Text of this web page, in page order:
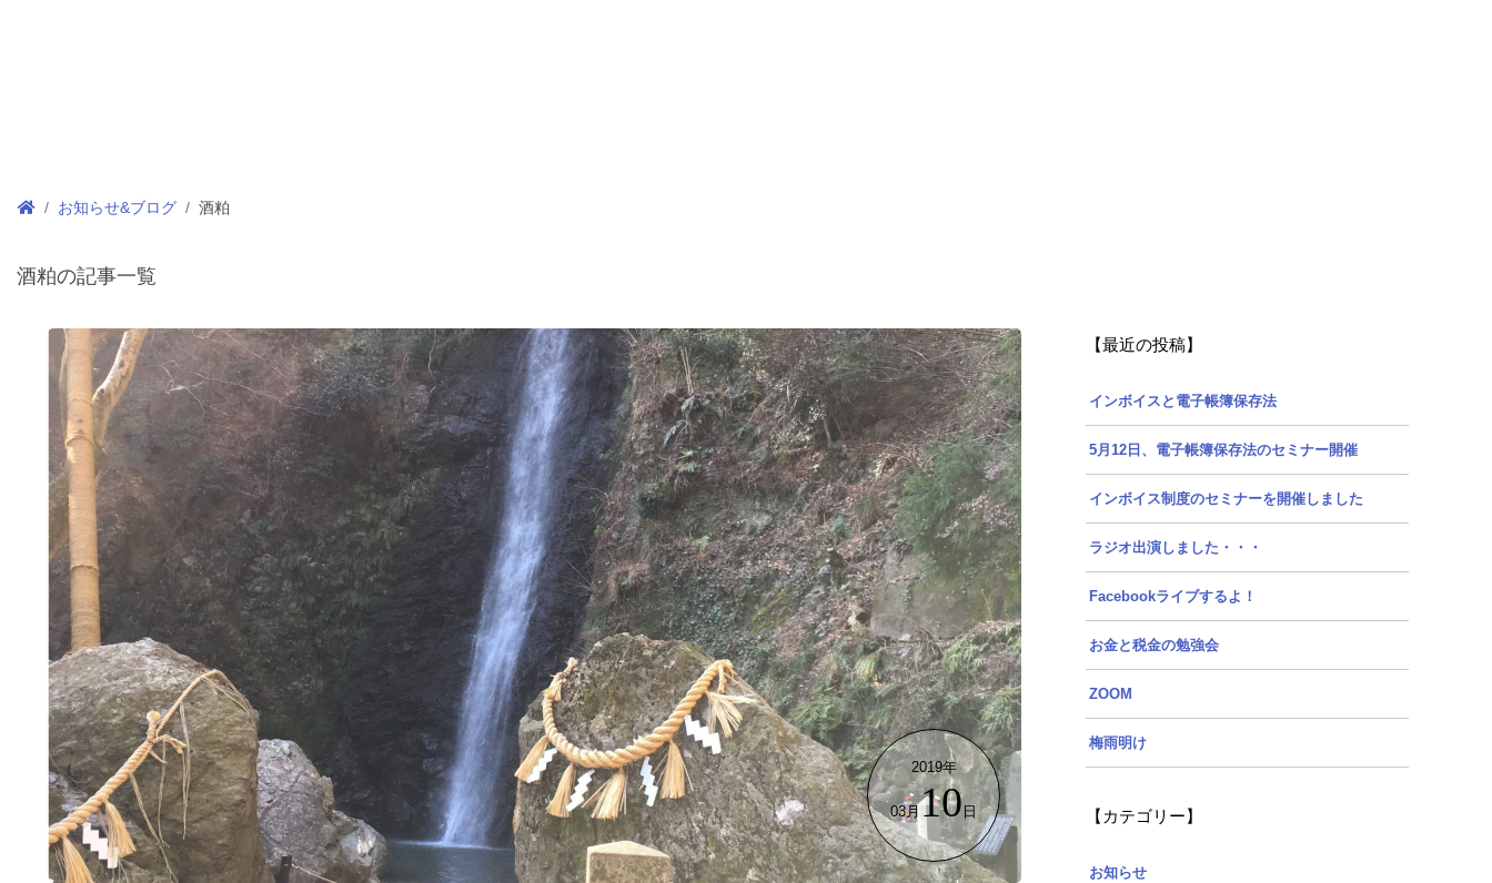
お知らせ&ブログ 酒粕
酒粕の記事一覧
2019年
03月10 日
【最近の投稿】
インボイスと電子帳簿保存法
5月12日、電子帳簿保存法のセミナー開催
インボイス制度のセミナーを開催しました
ラジオ出演しました・・・
Facebookライブするよ！
お金と税金の勉強会
ZOOM
梅雨明け
【カテゴリー】
お知らせ